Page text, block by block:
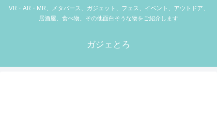
VR・AR・MR、メタバース、ガジェット、フェス、イベント、アウトドア、
居酒屋、食べ物、その他面白そうな物をご紹介します
ガジェとろ